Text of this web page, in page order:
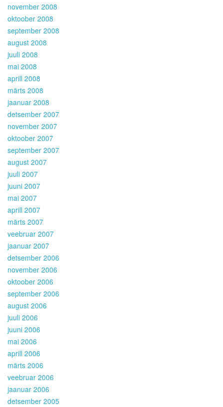
november 2008
oktoober 2008
september 2008
august 2008
juuli 2008
mai 2008
aprill 2008
märts 2008
jaanuar 2008
detsember 2007
november 2007
oktoober 2007
september 2007
august 2007
juuli 2007
juuni 2007
mai 2007
aprill 2007
märts 2007
veebruar 2007
jaanuar 2007
detsember 2006
november 2006
oktoober 2006
september 2006
august 2006
juuli 2006
juuni 2006
mai 2006
aprill 2006
märts 2006
veebruar 2006
jaanuar 2006
detsember 2005